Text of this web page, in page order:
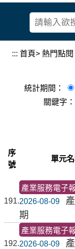
內
::: 首頁> 熱門點閱
統計期間：
關鍵字：
序
號
單元
191
產業服務電子
2026-08-09
期
192
產業服務電子
2026-08-09